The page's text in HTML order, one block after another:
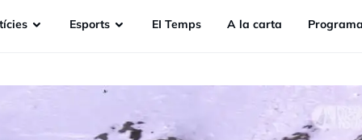
Esports EI Temps A la carta